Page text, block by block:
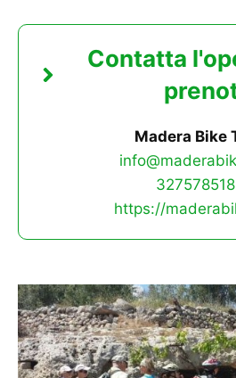
Contatta
Madera Bike
https://